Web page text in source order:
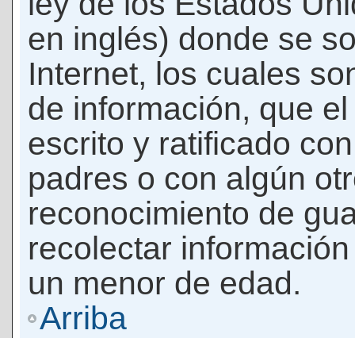
en inglés) donde se
Internet, los cuales
de información, que
escrito y ratificado
padres o con algún
reconocimiento de
recolectar
un menor de edad.
Arriba